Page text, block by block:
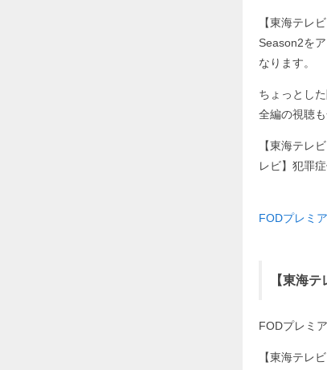
【東海テレ
Season2を
なります。
ちょっとし
全編の視聴
【東海テレ
レビ】犯罪
FODプレミ
【東海
FODプレミ
【東海テレ